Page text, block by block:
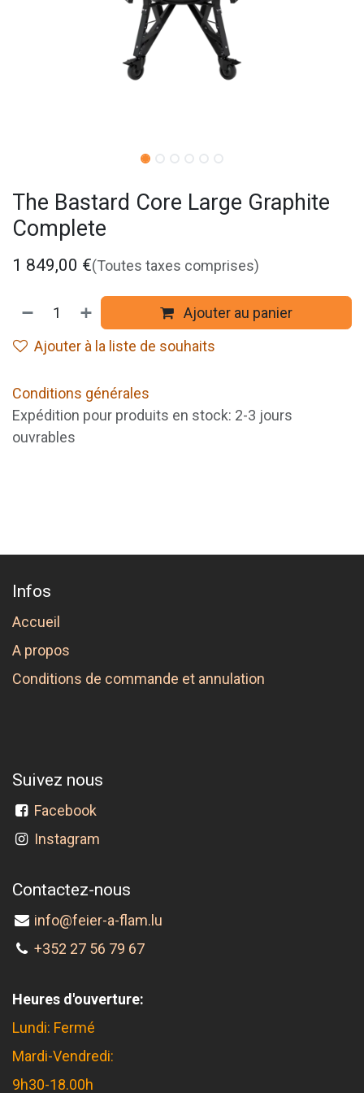
The Bastard Core Large Graphite
Complete
1 849,00 €(Toutes taxes comprises)
Ajouter au panier
Ajouter à la liste de souhaits
Conditions générales
Expédition pour produits en stock: 2-3 jours
ouvrables
Infos
Accueil
A propos
Conditions de commande et annulation
Suivez nous
Facebook
Instagram
Contactez-nous
info@feier-a-flam.lu
+352 27 56 79 67
Heures d'ouverture:
Lundi: Fermé
Mardi-Vendredi:
9h30-18.00h